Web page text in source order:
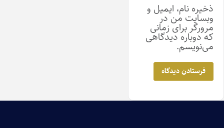
ذخیره نام، ایمیل و
وبسایت من در
مرورگر برای زمانی
که دوباره دیدگاهی
می‌نویسم.